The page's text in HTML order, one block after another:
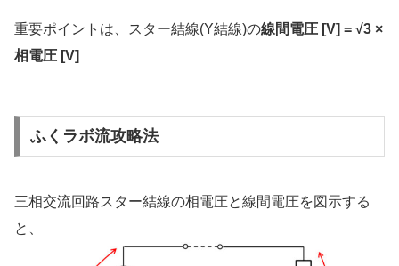
重要ポイントは、スター結線(Y結線)の線間電圧 [V] = √3 ×
相電圧 [V]
ふくラボ流攻略法
三相交流回路スター結線の相電圧と線間電圧を図示する
と、